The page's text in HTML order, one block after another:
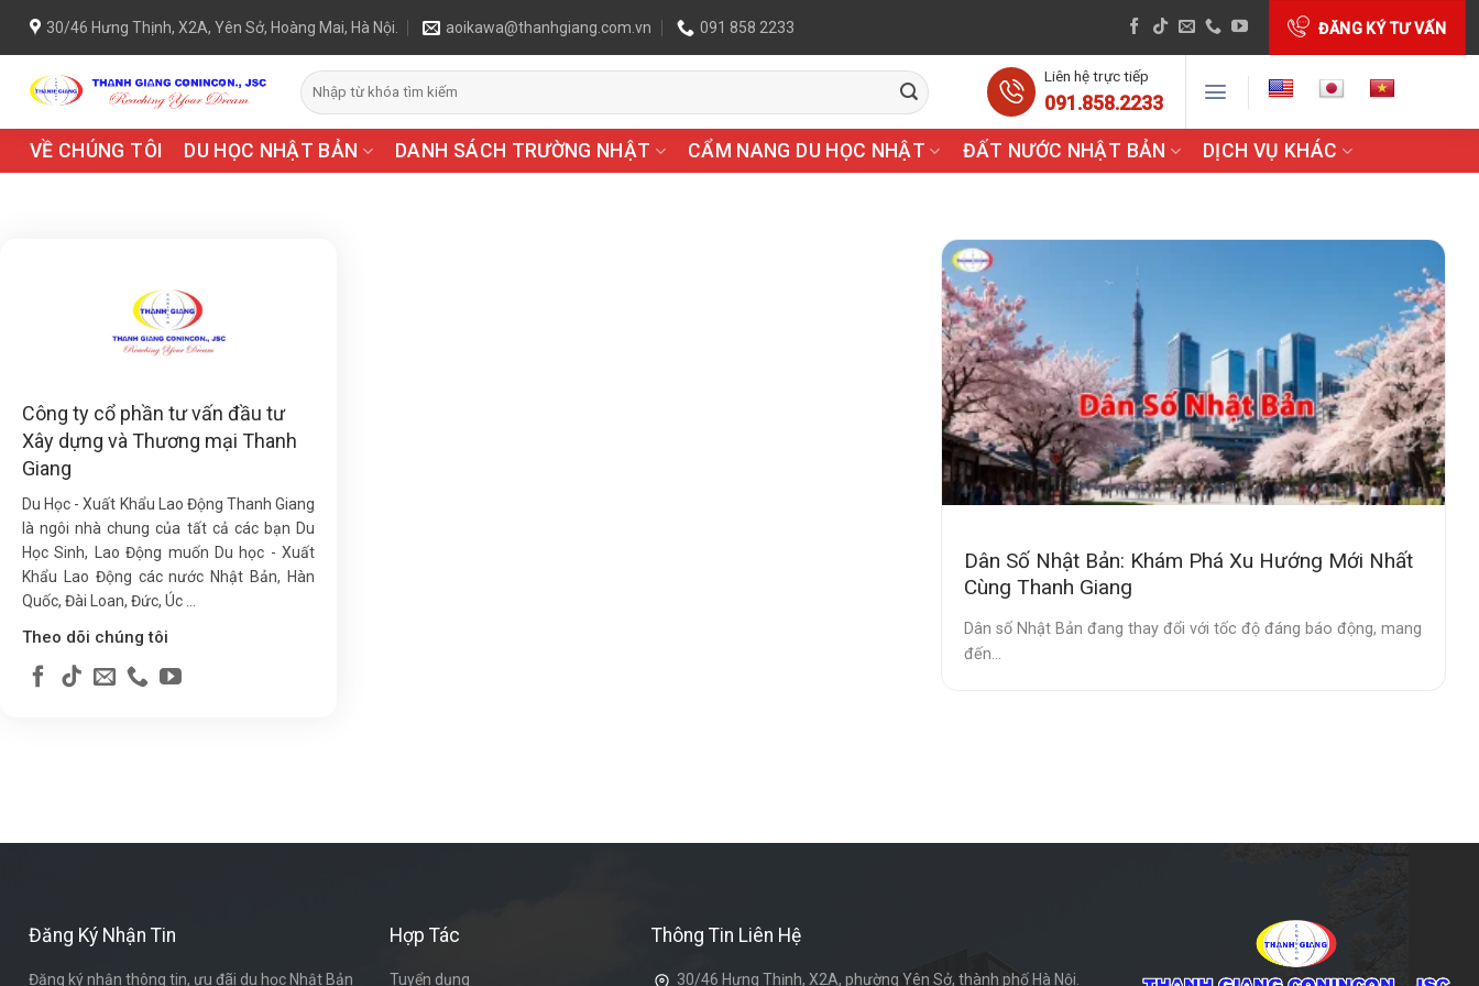
dung
30/46 Hưng Thịnh, X2A, Yên Sở, Hoàng Mai, Hà Nội. aoikawa@thanhgiang.com.vn 091 858 2233 ĐĂNG KÝ TƯ VẤN
Liên hệ trực tiếp
091.858.2233
VỀ CHÚNG TÔI DU HỌC NHẬT BẢN DANH SÁCH TRƯỜNG NHẬT CẨM NANG DU HỌC NHẬT ĐẤT NƯỚC NHẬT BẢN DỊCH VỤ KHÁC
Dân Số Nhật Bản: Khám Phá Xu Hướng Mới Nhất
Cùng Thanh Giang
Dân số Nhật Bản đang thay đổi với tốc độ đáng báo động, mang
đến...
Công ty cổ phần tư vấn đầu tư
Xây dựng và Thương mại Thanh
Giang
Du Học - Xuất Khẩu Lao Động Thanh Giang
là ngôi nhà chung của tất cả các bạn Du
Học Sinh, Lao Động muốn Du học - Xuất
Khẩu Lao Động các nước Nhật Bản, Hàn
Quốc, Đài Loan, Đức, Úc ...
Theo dõi chúng tôi
Thông Tin Liên Hệ
30/46 Hưng Thịnh, X2A, phường Yên Sở, thành phố Hà Nội.
Hợp Tác
Tuyển dụng
Đăng Ký Nhận Tin
Đăng ký nhận thông tin, ưu đãi du học Nhật Bản